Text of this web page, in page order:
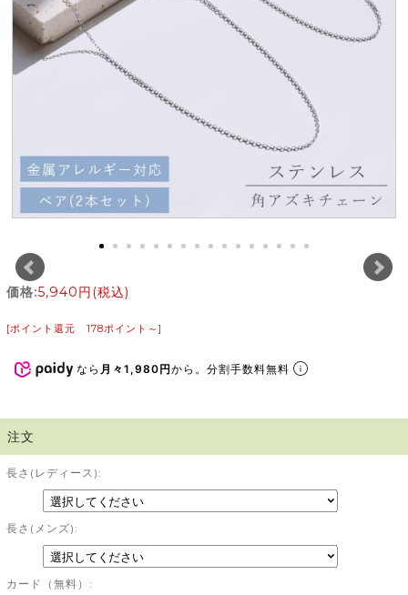
価格:5,940円 (税込)
[ポイント還元 178ポイント～]
なら 月々1,980円から。分割手数料無料
注文
長さ(レディース):
長さ(メンズ):
カード（無料）: